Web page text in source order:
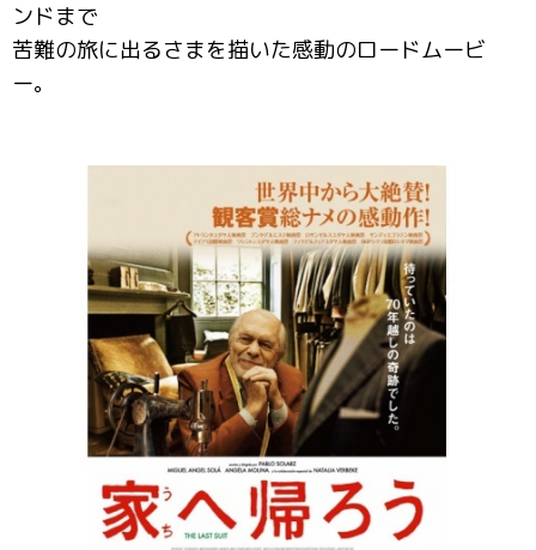
ンドまで
苦難の旅に出るさまを描いた感動のロードムービ
ー。